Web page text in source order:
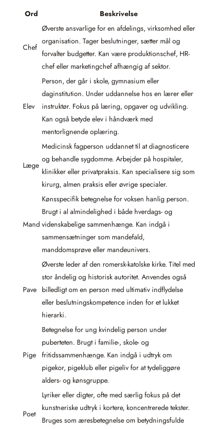
Ord Beskrivelse
Chef
Øverste ansvarlige for en afdelings, virksomhed eller
organisation. Tager beslutninger, sætter mål og
forvalter budgetter. Kan være produktionschef, HR-
chef eller marketingchef afhængig af sektor.
Elev
Person, der går i skole, gymnasium eller
daginstitution. Under uddannelse hos en lærer eller
instruktør. Fokus på læring, opgaver og udvikling.
Kan også betyde elev i håndværk med
mentorlignende oplæring.
Læge
Medicinsk fagperson uddannet til at diagnosticere
og behandle sygdomme. Arbejder på hospitaler,
klinikker eller privatpraksis. Kan specialisere sig som
kirurg, almen praksis eller øvrige specialer.
Mand
Kønsspecifik betegnelse for voksen hanlig person.
Brugt i al almindelighed i både hverdags- og
videnskabelige sammenhænge. Kan indgå i
sammensætninger som mandefald,
manddomsprøve eller mandeunivers.
Pave
Øverste leder af den romersk-katolske kirke. Titel med
stor åndelig og historisk autoritet. Anvendes også
billedligt om en person med ultimativ indflydelse
eller beslutningskompetence inden for et lukket
hierarki.
Pige
Betegnelse for ung kvindelig person under
puberteten. Brugt i familie-, skole- og
fritidssammenhænge. Kan indgå i udtryk om
pigekor, pigeklub eller pigeliv for at tydeliggøre
alders- og kønsgruppe.
Poet
Lyriker eller digter, ofte med særlig fokus på det
kunstneriske udtryk i kortere, koncentrerede tekster.
Bruges som æresbetegnelse om betydningsfulde